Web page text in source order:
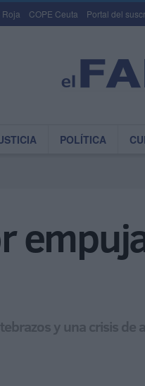
Roja COPE Ceuta Portal del
POLÍTICA
y una crisis de